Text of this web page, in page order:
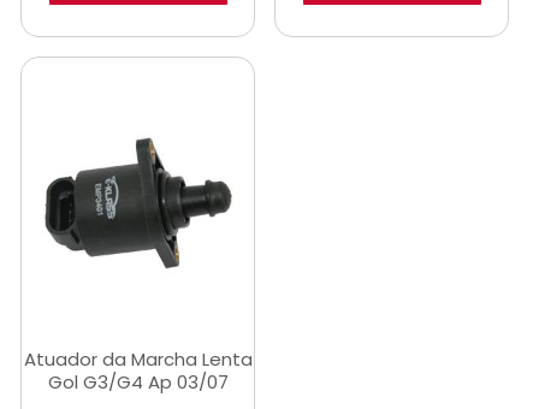
Atuador da Marcha Lenta
Gol G3/G4 Ap 03/07